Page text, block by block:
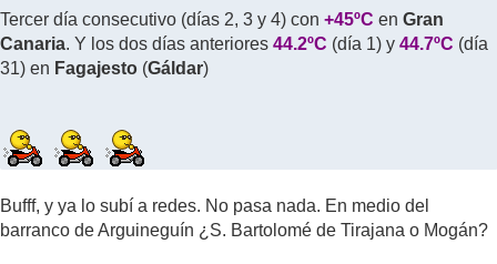
Tercer día consecutivo (días 2, 3 y 4) con +45ºC en Gran
Canaria. Y los dos días anteriores 44.2ºC (día 1) y 44.7ºC (día
31) en Fagajesto (Gáldar)
Bufff, y ya lo subí a redes. No pasa nada. En medio del
barranco de Arguineguín ¿S. Bartolomé de Tirajana o Mogán?